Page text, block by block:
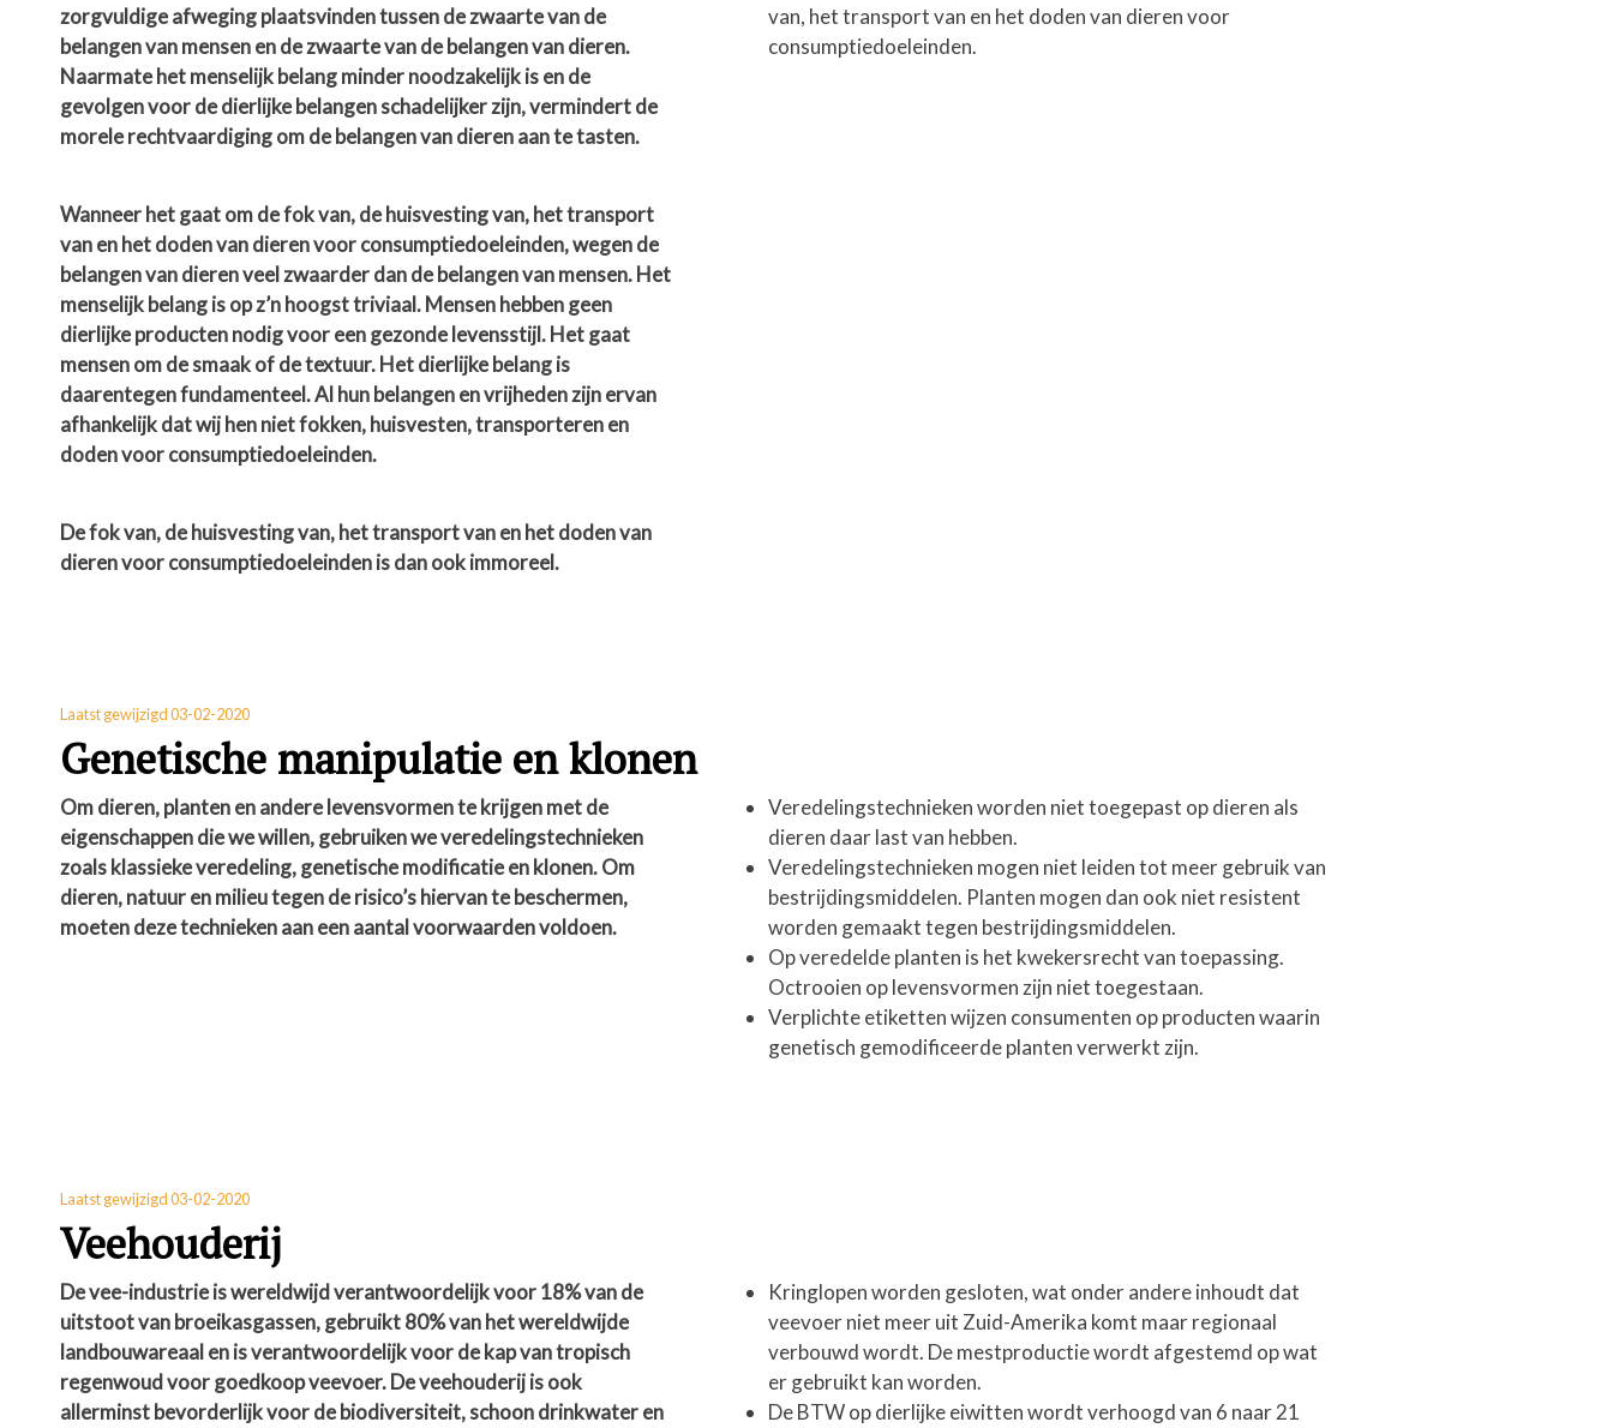
zorgvuldige afweging plaatsvinden tussen de zwaarte van de
belangen van mensen en de zwaarte van de belangen van dieren.
Naarmate het menselijk belang minder noodzakelijk is en de
gevolgen voor de dierlijke belangen schadelijker zijn, vermindert de
morele rechtvaardiging om de belangen van dieren aan te tasten.
Wanneer het gaat om de fok van, de huisvesting van, het transport
van en het doden van dieren voor consumptiedoeleinden, wegen de
belangen van dieren veel zwaarder dan de belangen van mensen. Het
menselijk belang is op z’n hoogst triviaal. Mensen hebben geen
dierlijke producten nodig voor een gezonde levensstijl. Het gaat
mensen om de smaak of de textuur. Het dierlijke belang is
daarentegen fundamenteel. Al hun belangen en vrijheden zijn ervan
afhankelijk dat wij hen niet fokken, huisvesten, transporteren en
doden voor consumptiedoeleinden.
De fok van, de huisvesting van, het transport van en het doden van
dieren voor consumptiedoeleinden is dan ook immoreel.
van, het transport van en het doden van dieren voor
consumptiedoeleinden.
Laatst gewijzigd 03-02-2020
Genetische manipulatie en klonen
Om dieren, planten en andere levensvormen te krijgen met de
eigenschappen die we willen, gebruiken we veredelingstechnieken
zoals klassieke veredeling, genetische modificatie en klonen. Om
dieren, natuur en milieu tegen de risico’s hiervan te beschermen,
moeten deze technieken aan een aantal voorwaarden voldoen.
Veredelingstechnieken worden niet toegepast op dieren als
dieren daar last van hebben.
Veredelingstechnieken mogen niet leiden tot meer gebruik van
bestrijdingsmiddelen. Planten mogen dan ook niet resistent
worden gemaakt tegen bestrijdingsmiddelen.
Op veredelde planten is het kwekersrecht van toepassing.
Octrooien op levensvormen zijn niet toegestaan.
Verplichte etiketten wijzen consumenten op producten waarin
genetisch gemodificeerde planten verwerkt zijn.
Laatst gewijzigd 03-02-2020
Veehouderij
De vee-industrie is wereldwijd verantwoordelijk voor 18% van de
uitstoot van broeikasgassen, gebruikt 80% van het wereldwijde
landbouwareaal en is verantwoordelijk voor de kap van tropisch
regenwoud voor goedkoop veevoer. De veehouderij is ook
allerminst bevorderlijk voor de biodiversiteit, schoon drinkwater en
Kringlopen worden gesloten, wat onder andere inhoudt dat
veevoer niet meer uit Zuid-Amerika komt maar regionaal
verbouwd wordt. De mestproductie wordt afgestemd op wat
er gebruikt kan worden.
De BTW op dierlijke eiwitten wordt verhoogd van 6 naar 21